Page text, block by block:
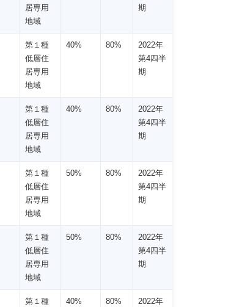
居専用
地域
期
第１種
低層住
居専用
地域
40% 80%
2022年
第4四半
期
第１種
低層住
居専用
地域
40% 80%
2022年
第4四半
期
第１種
低層住
居専用
地域
50% 80%
2022年
第4四半
期
第１種
低層住
居専用
地域
50% 80%
2022年
第4四半
期
第１種
40% 80%
2022年